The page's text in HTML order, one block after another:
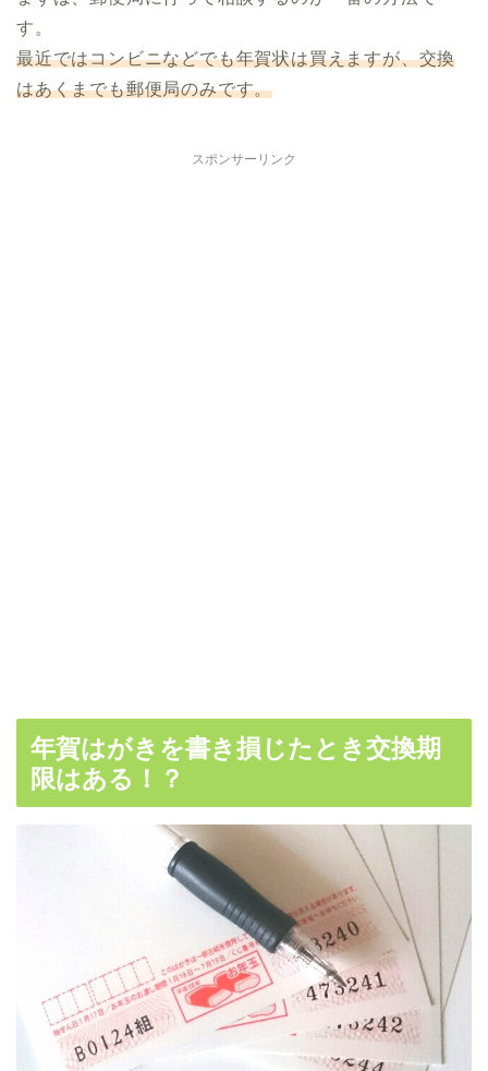
す。
最近ではコンビニなどでも年賀状は買えますが、交換
はあくまでも郵便局のみです。
スポンサーリンク
年賀はがきを書き損じたとき交換期
限はある！？